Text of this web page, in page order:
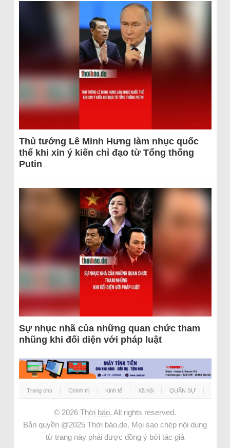
Thủ tướng Lê Minh Hưng làm nhục quốc
thể khi xin ý kiến chỉ đạo từ Tổng thống
Putin
Sự nhục nhã của những quan chức tham
nhũng khi đối diện với pháp luật
Trang chủ Chính trị Kinh tế Xã hội QUÂN SỰ
© 2026 Thời báo. All rights reserved.
Bản quyền @2025 Thời báo.de. Mọi sao chép nội dung
từ trang này phải được đồng ý bởi tác giả